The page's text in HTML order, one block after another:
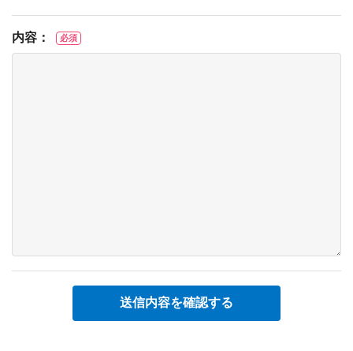
内容： 必須
送信内容を確認する